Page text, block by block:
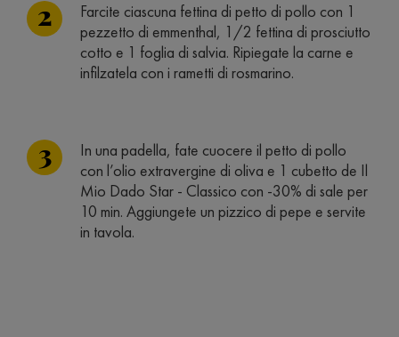
Farcite ciascuna fettina di petto di pollo con 1
pezzetto di emmenthal, 1/2 fettina di prosciutto
cotto e 1 foglia di salvia. Ripiegate la carne e
infilzatela con i rametti di rosmarino.
In una padella, fate cuocere il petto di pollo
con l’olio extravergine di oliva e 1 cubetto de Il
Mio Dado Star - Classico con -30% di sale per
10 min. Aggiungete un pizzico di pepe e servite
in tavola.